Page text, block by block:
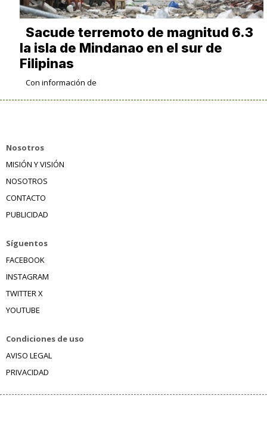
Sacude terremoto de magnitud 6.3
la isla de Mindanao en el sur de
Filipinas
Con información de
Nosotros
MISIÓN Y VISIÓN
NOSOTROS
CONTACTO
PUBLICIDAD
Síguentos
FACEBOOK
INSTAGRAM
TWITTER X
YOUTUBE
Condiciones de uso
AVISO LEGAL
PRIVACIDAD